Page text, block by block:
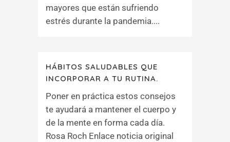
mayores que están sufriendo
estrés durante la pandemia....
HÁBITOS SALUDABLES QUE
INCORPORAR A TU RUTINA.
Poner en práctica estos consejos
te ayudará a mantener el cuerpo y
de la mente en forma cada día.
Rosa Roch Enlace noticia original